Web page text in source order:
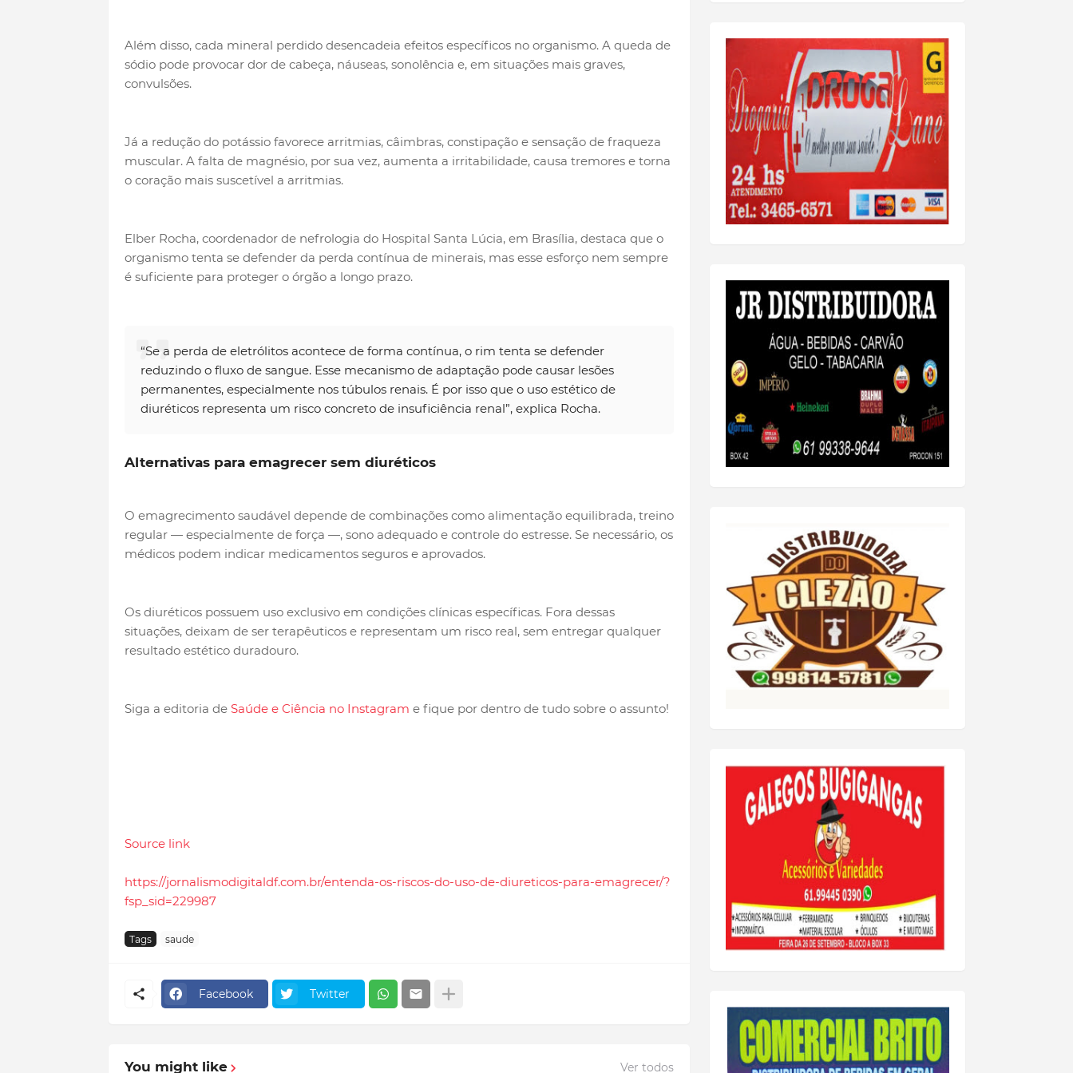
Além disso, cada mineral perdido desencadeia efeitos específicos no organismo. A queda de
sódio pode provocar dor de cabeça, náuseas, sonolência e, em situações mais graves,
convulsões.
Já a redução do potássio favorece arritmias, câimbras, constipação e sensação de fraqueza
muscular. A falta de magnésio, por sua vez, aumenta a irritabilidade, causa tremores e torna
o coração mais suscetível a arritmias.
Elber Rocha, coordenador de nefrologia do Hospital Santa Lúcia, em Brasília, destaca que o
organismo tenta se defender da perda contínua de minerais, mas esse esforço nem sempre
é suficiente para proteger o órgão a longo prazo.
“Se a perda de eletrólitos acontece de forma contínua, o rim tenta se defender
reduzindo o fluxo de sangue. Esse mecanismo de adaptação pode causar lesões
permanentes, especialmente nos túbulos renais. É por isso que o uso estético de
diuréticos representa um risco concreto de insuficiência renal”, explica Rocha.
Alternativas para emagrecer sem diuréticos
O emagrecimento saudável depende de combinações como alimentação equilibrada, treino
regular — especialmente de força —, sono adequado e controle do estresse. Se necessário, os
médicos podem indicar medicamentos seguros e aprovados.
Os diuréticos possuem uso exclusivo em condições clínicas específicas. Fora dessas
situações, deixam de ser terapêuticos e representam um risco real, sem entregar qualquer
resultado estético duradouro.
Siga a editoria deSaúde e Ciência no Instagram e fique por dentro de tudo sobre o assunto!
Source link
https://jornalismodigitaldf.com.br/entenda-os-riscos-do-uso-de-diureticos-para-emagrecer/?
fsp_sid=229987
Tags saude
Facebook Twitter
You might like Ver todos